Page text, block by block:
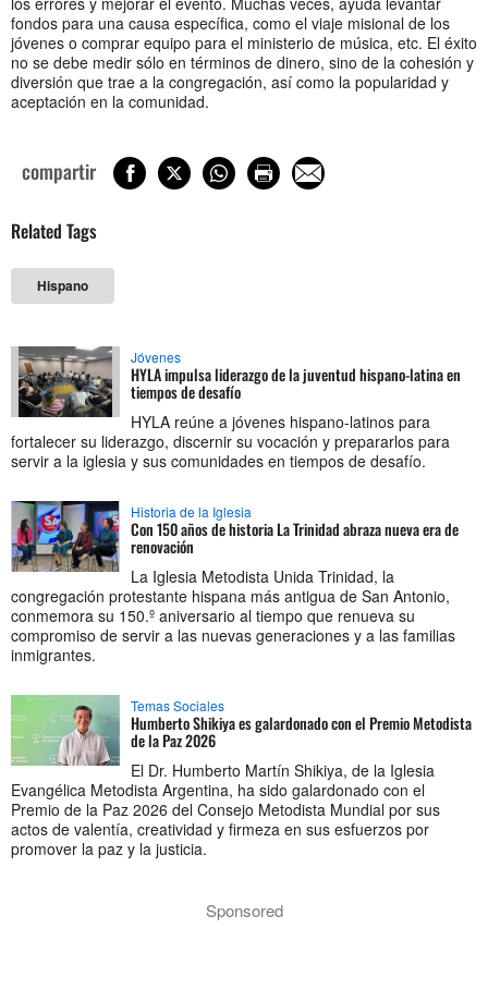
fondos para una causa específica, como el viaje misional de los
jóvenes o comprar equipo para el ministerio de música, etc. El éxito
no se debe medir sólo en términos de dinero, sino de la cohesión y
diversión que trae a la congregación, así como la popularidad y
aceptación en la comunidad.
compartir
Related Tags
Hispano
Jóvenes
HYLA impulsa liderazgo de la juventud hispano-latina en
tiempos de desafío
HYLA reúne a jóvenes hispano-latinos para
fortalecer su liderazgo, discernir su vocación y prepararlos para
servir a la iglesia y sus comunidades en tiempos de desafío.
Historia de la Iglesia
Con 150 años de historia La Trinidad abraza nueva era de
renovación
La Iglesia Metodista Unida Trinidad, la
congregación protestante hispana más antigua de San Antonio,
conmemora su 150.º aniversario al tiempo que renueva su
compromiso de servir a las nuevas generaciones y a las familias
inmigrantes.
Temas Sociales
Humberto Shikiya es galardonado con el Premio Metodista
de la Paz 2026
El Dr. Humberto Martín Shikiya, de la Iglesia
Evangélica Metodista Argentina, ha sido galardonado con el
Premio de la Paz 2026 del Consejo Metodista Mundial por sus
actos de valentía, creatividad y firmeza en sus esfuerzos por
promover la paz y la justicia.
Sponsored